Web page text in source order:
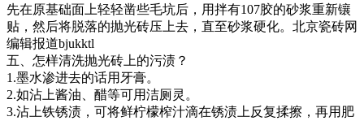
先在原基础面上轻轻凿些毛坑后，用拌有107胶的砂浆重新镶
贴，然后将脱落的抛光砖压上去，直至砂浆硬化。北京瓷砖网
编辑报道bjukktl
五、怎样清洗抛光砖上的污渍？
1.墨水渗进去的话用牙膏。
2.如沾上酱油、醋等可用洁厕灵。
3.沾上铁锈渍，可将鲜柠檬榨汁滴在锈渍上反复揉擦，再用肥